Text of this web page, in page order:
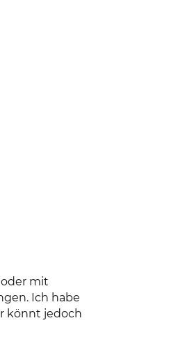
mit
Ich habe
könnt jedoch